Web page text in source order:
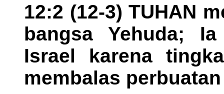
12:2 (12-3) TUHAN
bangsa Yehuda;
Israel karena
membalas